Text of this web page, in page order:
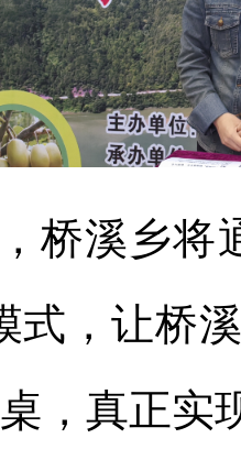
桥溪乡将
式，让桥
，真正实